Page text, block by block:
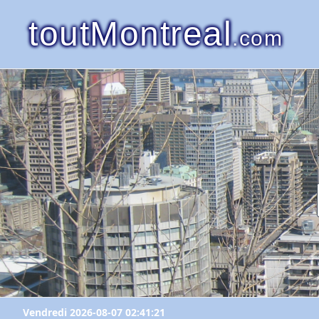
toutMontreal.com
Vendredi 2026-08-07 02:41:21